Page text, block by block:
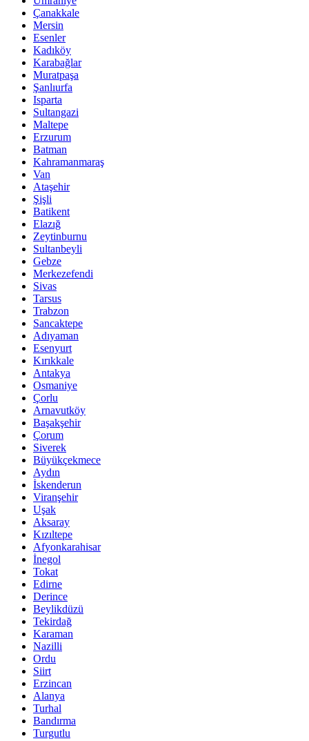
Çanakkale
Mersin
Esenler
Kadıköy
Karabağlar
Muratpaşa
Şanlıurfa
Isparta
Sultangazi
Maltepe
Erzurum
Batman
Kahramanmaraş
Van
Ataşehir
Şişli
Batikent
Elazığ
Zeytinburnu
Sultanbeyli
Gebze
Merkezefendi
Sivas
Tarsus
Trabzon
Sancaktepe
Adıyaman
Esenyurt
Kırıkkale
Antakya
Osmaniye
Çorlu
Arnavutköy
Başakşehir
Çorum
Siverek
Büyükçekmece
Aydın
İskenderun
Viranşehir
Uşak
Aksaray
Kızıltepe
Afyonkarahisar
İnegol
Tokat
Edirne
Derince
Beylikdüzü
Tekirdağ
Karaman
Nazilli
Ordu
Siirt
Erzincan
Alanya
Turhal
Bandırma
Turgutlu